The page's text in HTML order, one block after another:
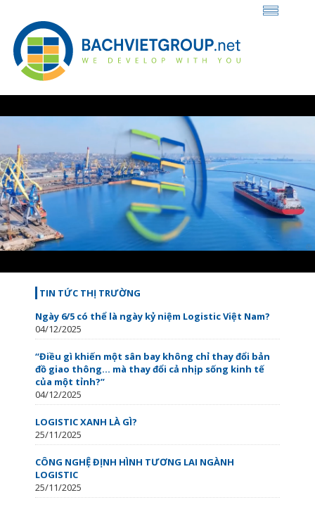
28.82%
TIN TỨC THỊ TRƯỜNG
Ngày 6/5 có thể là ngày kỷ niệm Logistic Việt Nam?
04/12/2025
“Điều gì khiến một sân bay không chỉ thay đổi bản
đồ giao thông… mà thay đổi cả nhịp sống kinh tế
của một tỉnh?”
04/12/2025
LOGISTIC XANH LÀ GÌ?
25/11/2025
CÔNG NGHỆ ĐỊNH HÌNH TƯƠNG LAI NGÀNH
LOGISTIC
25/11/2025